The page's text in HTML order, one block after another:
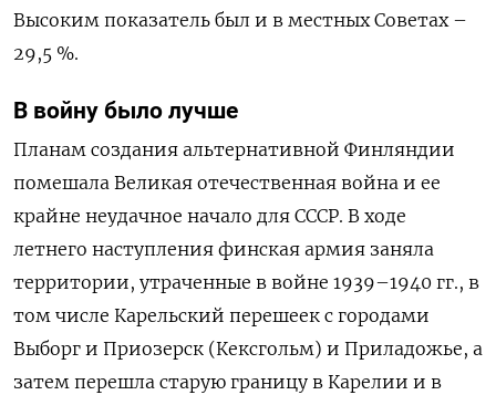
Высоким показатель был и в местных Советах –
29,5 %.
В войну было лучше
Планам создания альтернативной Финляндии
помешала Великая отечественная война и ее
крайне неудачное начало для СССР. В ходе
летнего наступления финская армия заняла
территории, утраченные в войне 1939–1940 гг., в
том числе Карельский перешеек с городами
Выборг и Приозерск (Кексгольм) и Приладожье, а
затем перешла старую границу в Карелии и в